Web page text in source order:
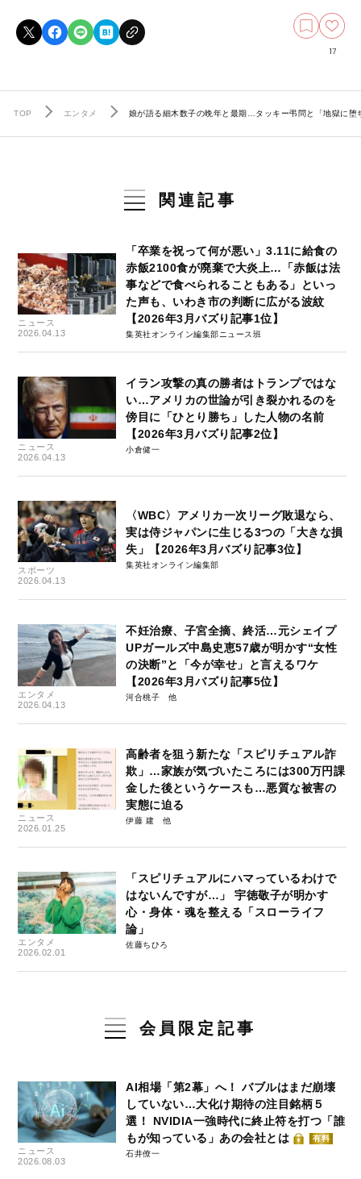
17
TOP エンタメ 娘が語る細木数子の晩年と最期…タッキー弔問と「地獄に
関連記事
ニュース
2026.04.13
「卒業を祝って何が悪い」3.11に給食の
赤飯2100食が廃棄で大炎上…「赤飯は法
事などで食べられることもある」といっ
た声も、いわき市の判断に広がる波紋
【2026年3月バズり記事1位】
集英社オンライン編集部ニュース班
ニュース
2026.04.13
イラン攻撃の真の勝者はトランプではな
い…アメリカの世論が引き裂かれるのを
傍目に「ひとり勝ち」した人物の名前
【2026年3月バズり記事2位】
小倉健一
スポーツ
2026.04.13
〈WBC〉アメリカ一次リーグ敗退なら、
実は侍ジャパンに生じる3つの「大きな損
失」【2026年3月バズり記事3位】
集英社オンライン編集部
エンタメ
2026.04.13
不妊治療、子宮全摘、終活…元シェイプ
UPガールズ中島史恵57歳が明かす“女性
の決断”と「今が幸せ」と言えるワケ
【2026年3月バズり記事5位】
河合桃子
ニュース
2026.01.25
高齢者を狙う新たな「スピリチュアル詐
欺」…家族が気づいたころには300万円課
金した後というケースも…悪質な被害の
実態に迫る
伊藤 建
エンタメ
2026.02.01
「スピリチュアルにハマっているわけで
はないんですが…」 宇徳敬子が明かす
心・身体・魂を整える「スローライフ
論」
佐藤ちひろ
会員限定記事
ニュース
2026.08.03
AI相場「第2幕」へ！ バブルはまだ崩壊
していない…大化け期待の注目銘柄５
選！ NVIDIA一強時代に終止符を打つ「誰
もが知っている」あの会社とは
有料
石井僚一